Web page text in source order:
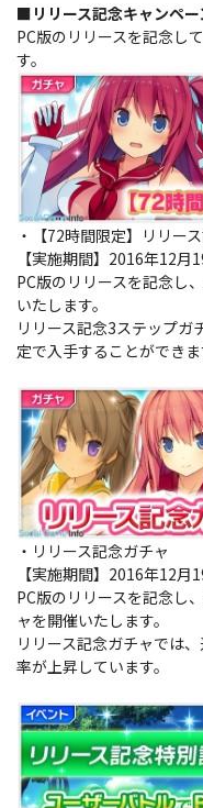
​■リリース記念キャンペー
PC版のリリースを記念し
す。
・【72時間限定】リリー
【実施期間】2016年12
PC版のリリースを記念し
いたします。
リリース記念3ステップガ
定で入手することができま
・リリース記念ガチャ
【実施期間】2016年12
PC版のリリースを記念し
ャを開催いたします。
リリース記念ガチャでは
率が上昇しています。